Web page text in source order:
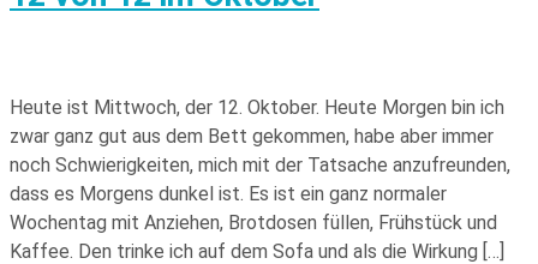
Heute ist Mittwoch, der 12. Oktober. Heute Morgen bin ich
zwar ganz gut aus dem Bett gekommen, habe aber immer
noch Schwierigkeiten, mich mit der Tatsache anzufreunden,
dass es Morgens dunkel ist. Es ist ein ganz normaler
Wochentag mit Anziehen, Brotdosen füllen, Frühstück und
Kaffee. Den trinke ich auf dem Sofa und als die Wirkung […]